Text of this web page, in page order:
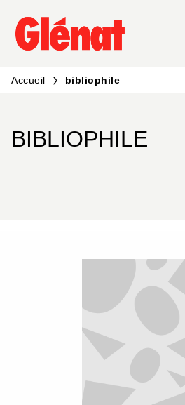
MENU RECHERCHE
PIED DE PAGE
Accueil bibliophile
BIBLIOPHILE